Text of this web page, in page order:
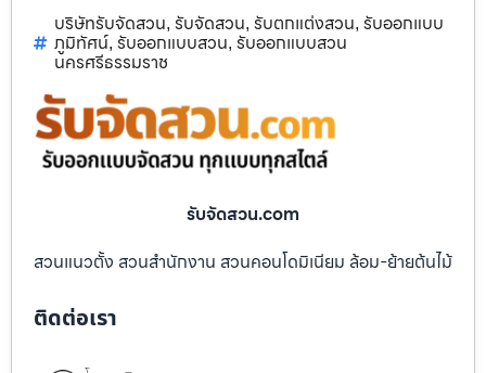
บริษัทรับจัดสวน, รับจัดสวน, รับตกแต่งสวน, รับออกแบบ
ภูมิทัศน์, รับออกแบบสวน, รับออกแบบสวน
นครศรีธรรมราช
รับจัดสวน.com
สวนแนวตั้ง สวนสำนักงาน สวนคอนโดมิเนียม ล้อม-ย้ายต้นไม้
ติดต่อเรา